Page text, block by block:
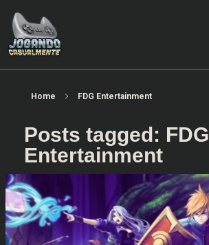
Home FDG Entertainment
Posts tagged: FDG
Entertainment